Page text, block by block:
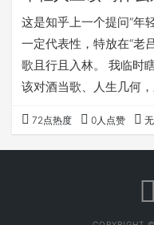
这是知乎上一个提问“年
一定代表性，特放在“老
歌且行且入林。 我临时
该对酒当歌、人生几何
很多添加剂的奶茶，只
果希望我给建议，我觉
72点热度 0人点赞